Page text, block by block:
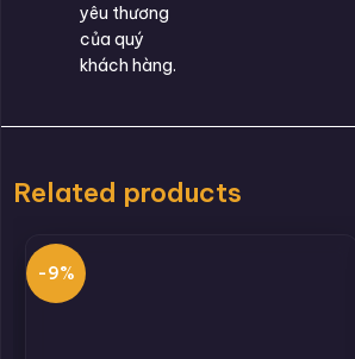
yêu thương
của quý
khách hàng.
Related products
-9%